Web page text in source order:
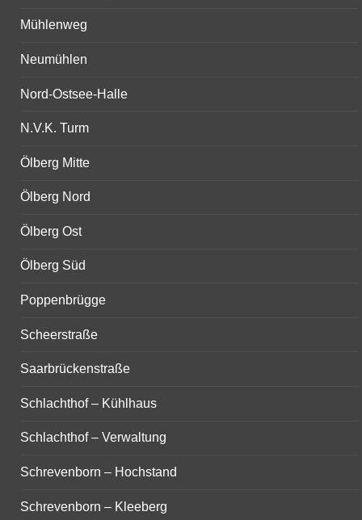
Mühlenweg
Neumühlen
Nord-Ostsee-Halle
N.V.K. Turm
Ölberg Mitte
Ölberg Nord
Ölberg Ost
Ölberg Süd
Poppenbrügge
Scheerstraße
Saarbrückenstraße
Schlachthof – Kühlhaus
Schlachthof – Verwaltung
Schrevenborn – Hochstand
Schrevenborn – Kleeberg